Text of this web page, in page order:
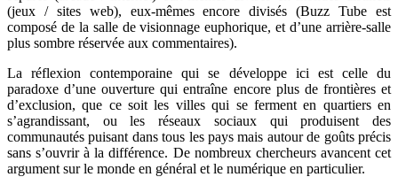
(jeux / sites web), eux-mêmes encore divisés (Buzz Tube est
composé de la salle de visionnage euphorique, et d’une arrière-salle
plus sombre réservée aux commentaires).
La réflexion contemporaine qui se développe ici est celle du
paradoxe d’une ouverture qui entraîne encore plus de frontières et
d’exclusion, que ce soit les villes qui se ferment en quartiers en
s’agrandissant, ou les réseaux sociaux qui produisent des
communautés puisant dans tous les pays mais autour de goûts précis
sans s’ouvrir à la différence. De nombreux chercheurs avancent cet
argument sur le monde en général et le numérique en particulier.